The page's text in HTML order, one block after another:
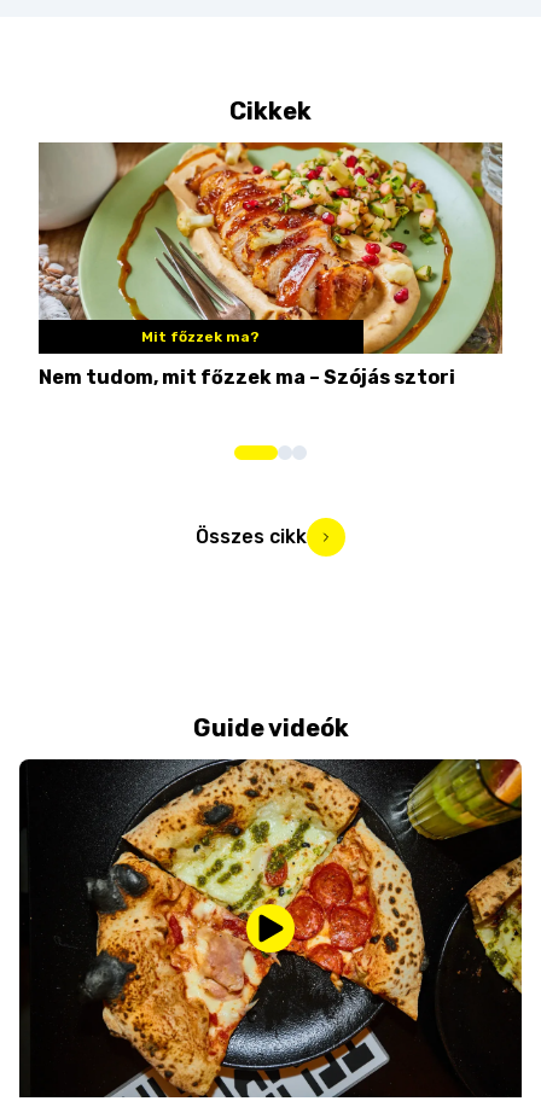
Cikkek
Mit főzzek ma?
Nem tudom, mit főzzek ma – Szójás sztori
Összes cikk
Guide videók